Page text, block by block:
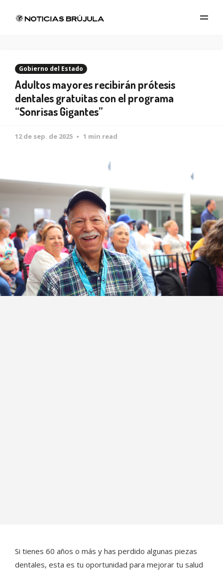
Gobierno del Estado
Adultos mayores recibirán prótesis
dentales gratuitas con el programa
“Sonrisas Gigantes”
12 de sep. de 2025 1 min read
Si tienes 60 años o más y has perdido algunas piezas
dentales, esta es tu oportunidad para mejorar tu salud